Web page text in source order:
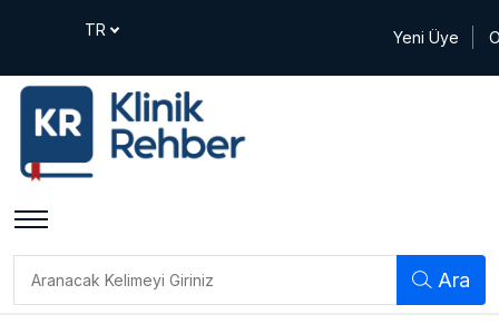
Yeni Üye
Ara